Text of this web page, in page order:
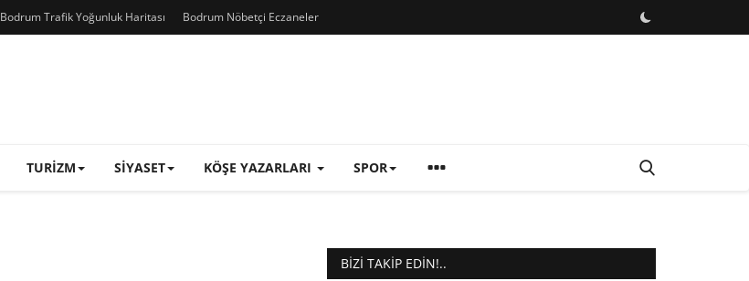
Bodrum Trafik Yoğunluk Haritası Bodrum Nöbetçi Eczaneler
TURIZM SIYASET KÖŞE YAZARLARI SPOR
BIZI TAKIP EDIN!..